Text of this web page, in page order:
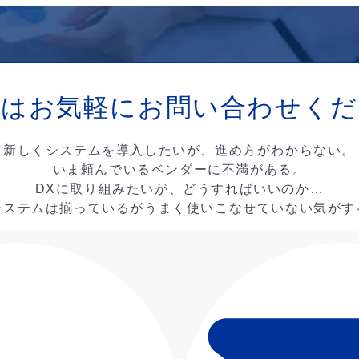
お気軽に お問い合わせく
新しくシステムを導入したいが、進め方がわからない。
いま頼んでいるベンダーに不満がある。
DXに取り組みたいが、どうすればいいのか…
ステムは揃っているがうまく使いこなせていない気がす